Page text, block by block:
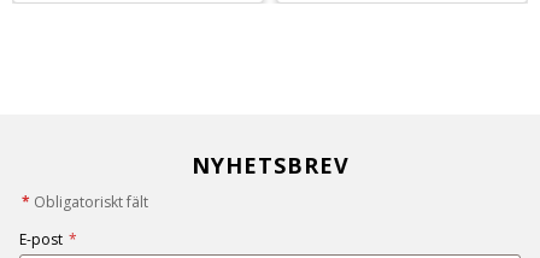
NYHETSBREV
* Obligatoriskt fält
E-post *